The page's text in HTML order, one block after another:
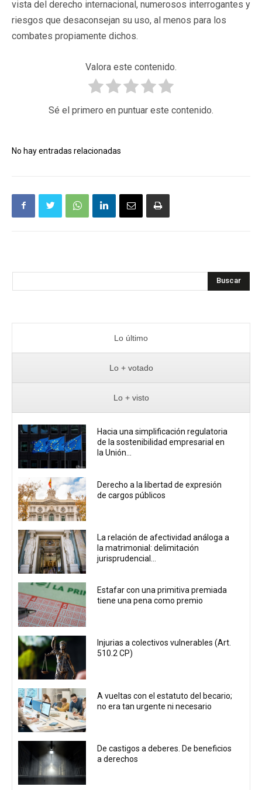
vista del derecho internacional, numerosos interrogantes y
riesgos que desaconsejan su uso, al menos para los
combates propiamente dichos.
Valora este contenido.
Sé el primero en puntuar este contenido.
No hay entradas relacionadas
Buscar
Lo último
Lo + votado
Lo + visto
Hacia una simplificación regulatoria
de la sostenibilidad empresarial en
la Unión...
Derecho a la libertad de expresión
de cargos públicos
La relación de afectividad análoga a
la matrimonial: delimitación
jurisprudencial...
Estafar con una primitiva premiada
tiene una pena como premio
Injurias a colectivos vulnerables (Art.
510.2 CP)
A vueltas con el estatuto del becario;
no era tan urgente ni necesario
De castigos a deberes. De beneficios
a derechos